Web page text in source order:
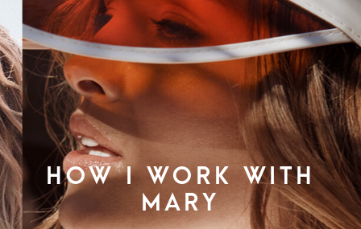
How I work with
Mary